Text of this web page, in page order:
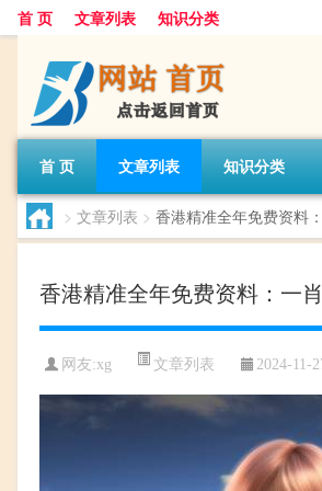
首 页 文章列表 知识分类
首 页 文章列表 知识分类
> 文章列表 > 香港精准全年免费资料
香港精准全年免费资料：一
网友:xg 文章列表 2024-11-